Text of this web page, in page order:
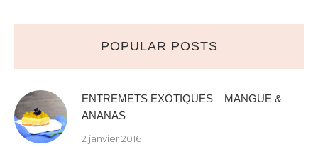
POPULAR POSTS
ENTREMETS EXOTIQUES – MANGUE &
ANANAS
2 janvier 2016